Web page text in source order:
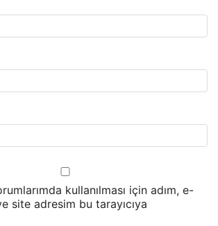
kullanılması için adım, e-
site adresim bu tarayıcıya